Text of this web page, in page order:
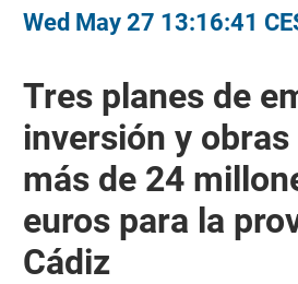
Wed May 27 13:16:41
Tres planes de
inversión y
más de 24
euros para la
Cádiz